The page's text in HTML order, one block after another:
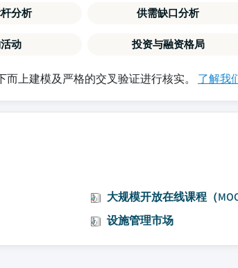
分析 供需缺口分析
动 投资与融资格局
上建模及严格的交叉验证进行核实。 了解我
大规模开放在线课程（
设施管理市场